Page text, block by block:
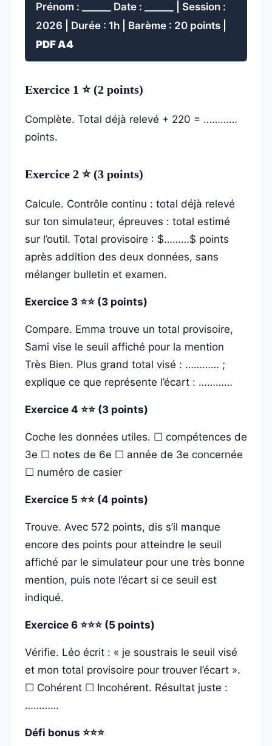
Prénom : ______ Date : ______ | Session :
2026 | Durée : 1h | Barème : 20 points |
PDF A4
Exercice 1 ⭐ (2 points)
Complète. Total déjà relevé + 220 = …………
points.
Exercice 2 ⭐ (3 points)
Calcule. Contrôle continu : total déjà relevé
sur ton simulateur, épreuves : total estimé
sur l’outil. Total provisoire : $………$ points
après addition des deux données, sans
mélanger bulletin et examen.
Exercice 3 ⭐⭐ (3 points)
Compare. Emma trouve un total provisoire,
Sami vise le seuil affiché pour la mention
Très Bien. Plus grand total visé : ………… ;
explique ce que représente l’écart : …………
Exercice 4 ⭐⭐ (3 points)
Coche les données utiles. ☐ compétences de
3e ☐ notes de 6e ☐ année de 3e concernée
☐ numéro de casier
Exercice 5 ⭐⭐ (4 points)
Trouve. Avec 572 points, dis s’il manque
encore des points pour atteindre le seuil
affiché par le simulateur pour une très bonne
mention, puis note l’écart si ce seuil est
indiqué.
Exercice 6 ⭐⭐⭐ (5 points)
Vérifie. Léo écrit : « je soustrais le seuil visé
et mon total provisoire pour trouver l’écart ».
☐ Cohérent ☐ Incohérent. Résultat juste :
…………
Défi bonus ⭐⭐⭐